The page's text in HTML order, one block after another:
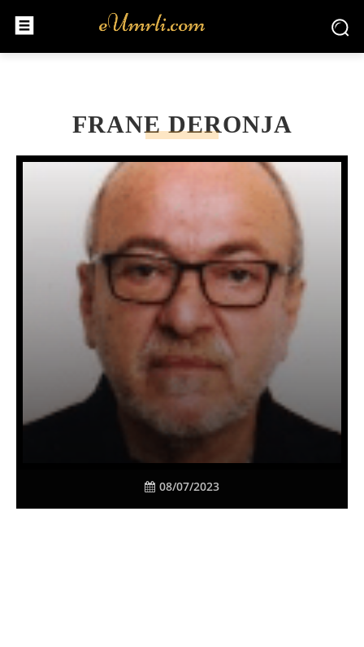
FRANE DERONJA
08/07/2023